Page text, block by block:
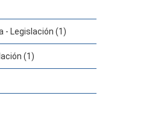
- Legislación (1)
(1)